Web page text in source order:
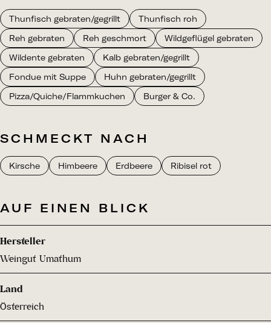
Thunfisch gebraten/gegrillt
Thunfisch roh
Reh gebraten
Reh geschmort
Wildgeflügel gebraten
Wildente gebraten
Kalb gebraten/gegrillt
Fondue mit Suppe
Huhn gebraten/gegrillt
Pizza/Quiche/Flammkuchen
Burger & Co.
SCHMECKT NACH
Kirsche Himbeere Erdbeere Ribisel rot
AUF EINEN BLICK
Hersteller
Weingut Umathum
Land
Österreich